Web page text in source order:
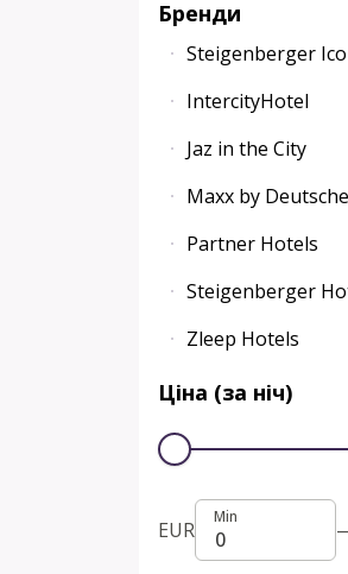
Бренди
Steigenberger
IntercityHotel
Jaz in the City
Maxx by
Partner Hotels
Steigenberger
Zleep Hotels
Ціна (за ніч)
EUR
Min
Min